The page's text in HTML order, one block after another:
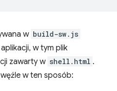
w build-sw.js
w tym plik
zawarty w shell.html .
w ten sposób: